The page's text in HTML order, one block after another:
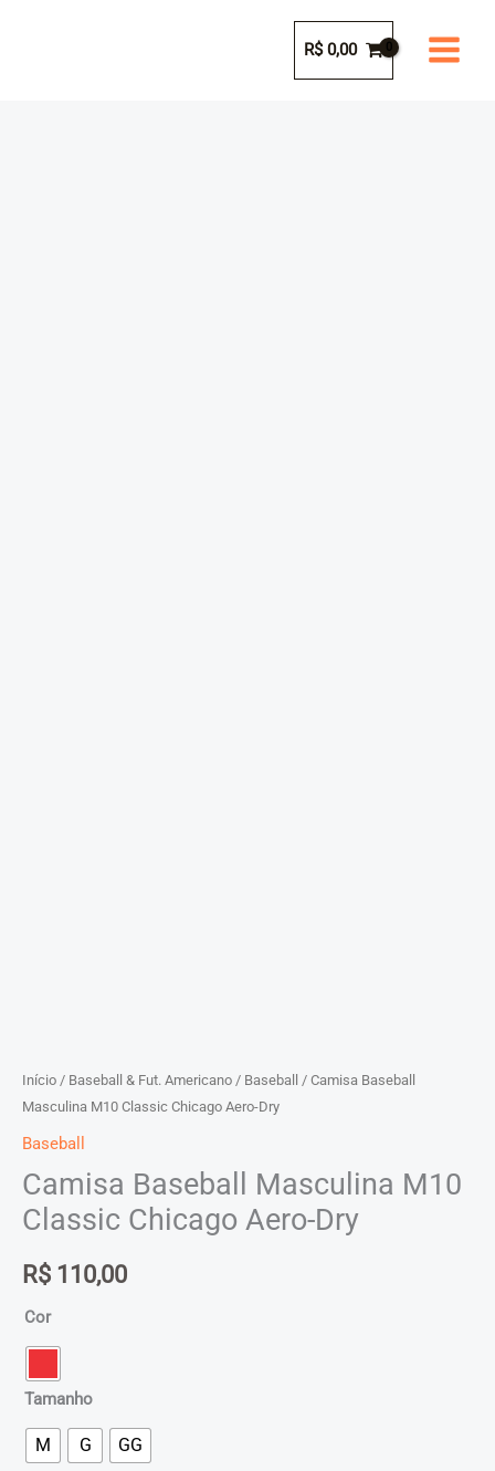
R$0,00
Início / Baseball & Fut. Americano / Baseball / Camisa Baseball
Masculina M10 Classic Chicago Aero-Dry
Baseball
Camisa Baseball Masculina M10
Classic Chicago Aero-Dry
R$ 110,00
Cor
Tamanho
M G GG